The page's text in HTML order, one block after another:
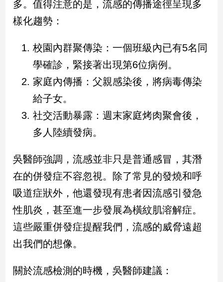
國
會
觀
兩
社
地
方
新
冠
病
專
多。值得注意的是，流感的傳播途徑呈現多
樣化趨勢：
校園內群聚傳染：一個班級內已有5名同
學確診，緊接著出現第6位病例。
家庭內傳播：父親感染後，將病毒傳染
給子女。
社交活動暴露：週末家庭烤肉聚會後，
多人陸續發病。
吳醫師強調，流感並非只是普通感冒，其潛
在的併發症不容忽視。除了常見的發燒和呼
吸道症狀外，他還發現有患者因流感引發急
性肌炎，甚至進一步發展為橫紋肌溶解症。
這些嚴重併發症提醒我們，流感的威脅遠超
出我們的想像。
關於流感檢測的時機，吳醫師建議：